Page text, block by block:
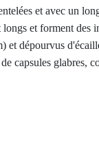
et avec un
et forment des
et dépourvus
capsules glabres,